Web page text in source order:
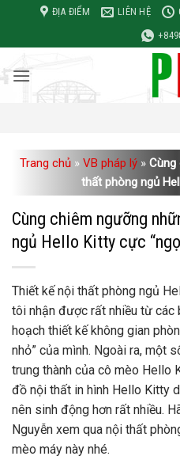
nội
dung
ĐỊA ĐIỂM LIÊN HỆ
Trang chủ » VB pháp lý » Cùng
thất phòng ngủ
Cùng chiêm ngưỡng
ngủ Hello Kitty cực
Thiết kế nội thất phòng ngủ
tôi nhận được rất nhiều từ các
hoạch thiết kế không gian
nhỏ” của mình. Ngoài ra, một
trung thành của cô mèo Hello
đồ nội thất in hình Hello Kitty
nên sinh động hơn rất nhiều.
Nguyễn xem qua nội thất
mèo máy này nhé.